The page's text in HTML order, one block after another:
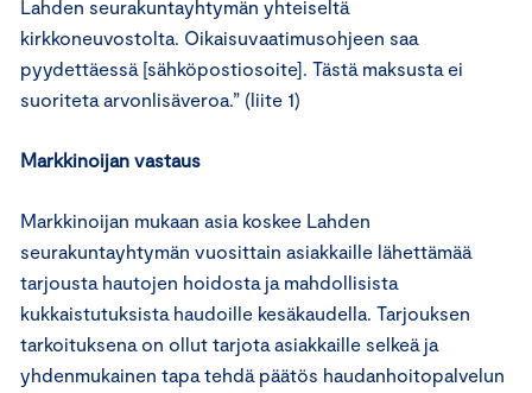
Lahden seurakuntayhtymän yhteiseltä
kirkkoneuvostolta. Oikaisuvaatimusohjeen saa
pyydettäessä [sähköpostiosoite]. Tästä maksusta ei
suoriteta arvonlisäveroa.” (liite 1)
Markkinoijan vastaus
Markkinoijan mukaan asia koskee Lahden
seurakuntayhtymän vuosittain asiakkaille lähettämää
tarjousta hautojen hoidosta ja mahdollisista
kukkaistutuksista haudoille kesäkaudella. Tarjouksen
tarkoituksena on ollut tarjota asiakkaille selkeä ja
yhdenmukainen tapa tehdä päätös haudanhoitopalvelun